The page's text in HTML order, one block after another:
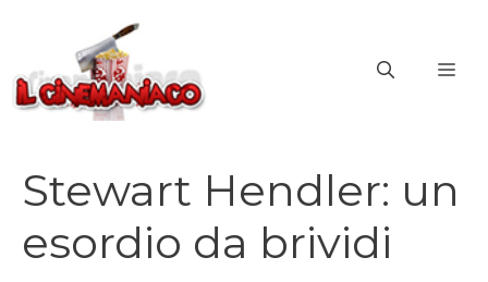
contenuto
Stewart Hendler: un
esordio da brividi